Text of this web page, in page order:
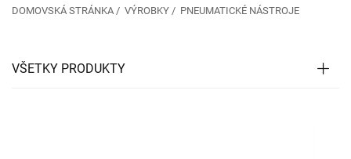
DOMOVSKÁ STRÁNKA / VÝROBKY / PNEUMATICKÉ NÁSTROJE
VŠETKY PRODUKTY